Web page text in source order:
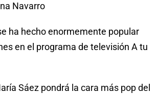
Navarro
ha hecho enormemente popular
en el programa de televisión A tu
Sáez pondrá la cara más pop del